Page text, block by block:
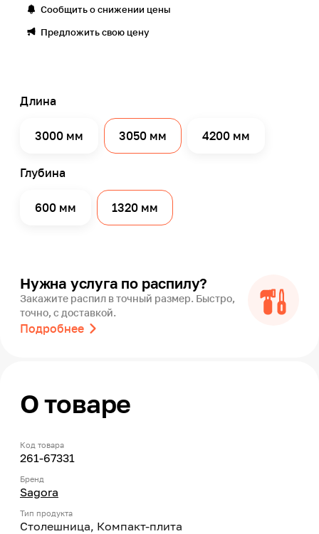
Сообщить о снижении цены
Предложить свою цену
Длина
3000 мм 3050 мм 4200 мм
Глубина
600 мм 1320 мм
Нужна услуга по распилу?
Закажите распил в точный размер. Быстро,
точно, с доставкой.
Подробнее
О товаре
Код товара
261-67331
Бренд
Sagora
Тип продукта
Столешница, Компакт-плита